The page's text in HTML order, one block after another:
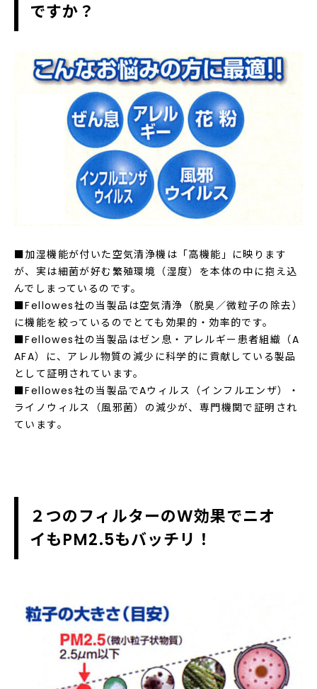
ですか？
■加湿機能が付いた空気清浄機は「高機能」に映ります
が、実は細菌が好む繁殖環境（湿度）を本体の中に抱え込
んでしまっているのです。
■Fellowes社の当製品は空気清浄（脱臭／微粒子の除去）
に機能を絞っているのでとても効果的・効率的です。
■Fellowes社の当製品はゼン息・アレルギー患者組織（A
AFA）に、アレル物質の減少に科学的に貢献している製品
として証明されています。
■Fellowes社の当製品でAウィルス（インフルエンザ）・
ライノウィルス（風邪菌）の減少が、専門機関で証明され
ています。
２つのフィルターのW効果でニオ
イもPM2.5もバッチリ！